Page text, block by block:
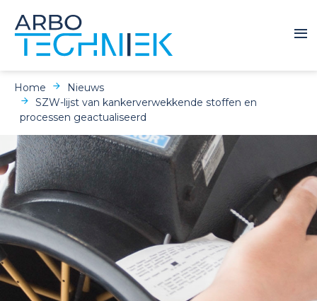
Home
Nieuws
SZW-lijst van kankerverwekkende stoffen en
processen geactualiseerd